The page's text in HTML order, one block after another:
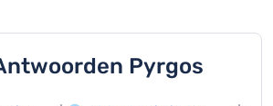
Pyrgos